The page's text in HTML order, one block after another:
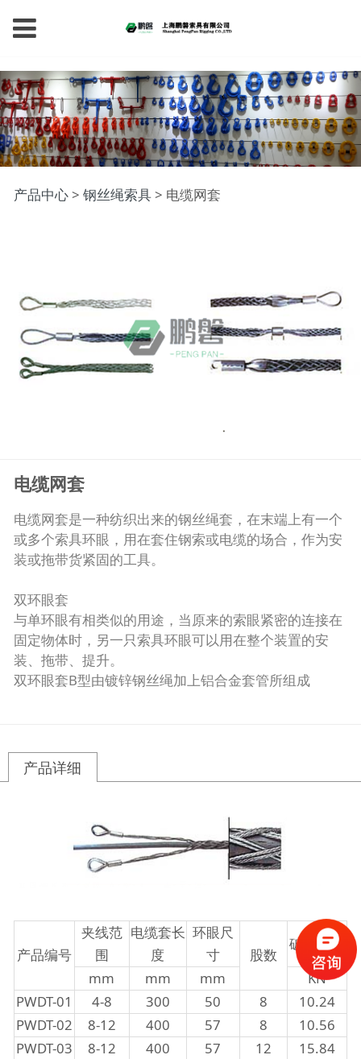
电缆网套
产品中心> 钢丝绳索具> 电缆网套
电缆网套
电缆网套是一种纺织出来的钢丝绳套，在末端上有一个
或多个索具环眼，用在套住钢索或电缆的场合，作为安
装或拖带货紧固的工具。
双环眼套
与单环眼有相类似的用途，当原来的索眼紧密的连接在
固定物体时，另一只索具环眼可以用在整个装置的安
装、拖带、提升。
双环眼套B型由镀锌钢丝绳加上铝合金套管所组成
产品详细
产品编号
夹线范
围
电缆套长
度
环眼尺
寸
股数
破断负荷
mm
mm mm
KN
PWDT-01
4-8 300 50 8
10.24
PWDT-02
8-12 400 57 8
10.56
PWDT-03
8-12 400 57 12
15.84